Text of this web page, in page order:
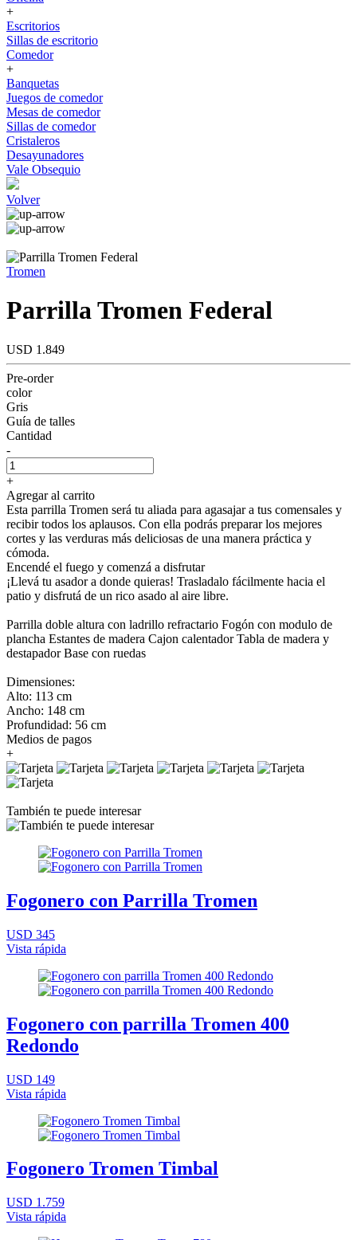
+
Escritorios
Sillas de escritorio
Comedor
+
Banquetas
Juegos de comedor
Mesas de comedor
Sillas de comedor
Cristaleros
Desayunadores
Vale Obsequio
Volver
Tromen
Parrilla Tromen Federal
USD 1.849
Pre-order
color
Gris
Guía de talles
Cantidad
-
+
Agregar al carrito
Esta parrilla Tromen será tu aliada para agasajar a tus comensales y
recibir todos los aplausos. Con ella podrás preparar los mejores
cortes y las verduras más deliciosas de una manera práctica y
cómoda.
Encendé el fuego y comenzá a disfrutar
¡Llevá tu asador a donde quieras! Trasladalo fácilmente hacia el
patio y disfrutá de un rico asado al aire libre.
Parrilla doble altura con ladrillo refractario Fogón con modulo de
plancha Estantes de madera Cajon calentador Tabla de madera y
destapador Base con ruedas
Dimensiones:
Alto: 113 cm
Ancho: 148 cm
Profundidad: 56 cm
Medios de pagos
+
También te puede interesar
Fogonero con Parrilla Tromen
USD 345
Vista rápida
Fogonero con parrilla Tromen 400
Redondo
USD 149
Vista rápida
Fogonero Tromen Timbal
USD 1.759
Vista rápida